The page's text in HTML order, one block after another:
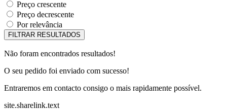
Preço crescente
Preço decrescente
Por relevância
Não foram encontrados resultados!
O seu pedido foi enviado com sucesso!
Entraremos em contacto consigo o mais rapidamente possível.
site.sharelink.text